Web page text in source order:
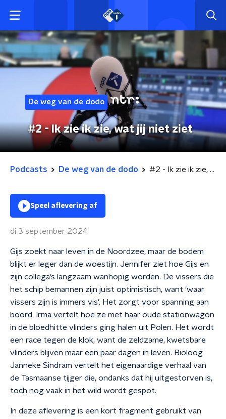
De weg van de dodo
#2 - Ik zie ik zie, wat jij niet ziet
Podcasts De weg van de dodo #2 - Ik zie ik zie, wat jij niet ziet
Speel aflevering af
di 3 september 2024
Gijs zoekt naar leven in de Noordzee, maar de bodem
blijkt er leger dan de woestijn. Jennifer ziet hoe Gijs en
zijn collega’s langzaam wanhopig worden. De vissers die
het schip bemannen zijn juist optimistisch, want ‘waar
vissers zijn is immers vis’. Het zorgt voor spanning aan
boord. Irma vertelt hoe ze met haar oude stationwagon
in de bloedhitte vlinders ging halen uit Polen. Het wordt
een race tegen de klok, want de zeldzame, kwetsbare
vlinders blijven maar een paar dagen in leven. Bioloog
Janneke Sindram vertelt het eigenaardige verhaal van
de Tasmaanse tijger die, ondanks dat hij uitgestorven is,
toch nog vaak in het wild wordt gespot.
In deze aflevering is een kort fragment gebruikt van